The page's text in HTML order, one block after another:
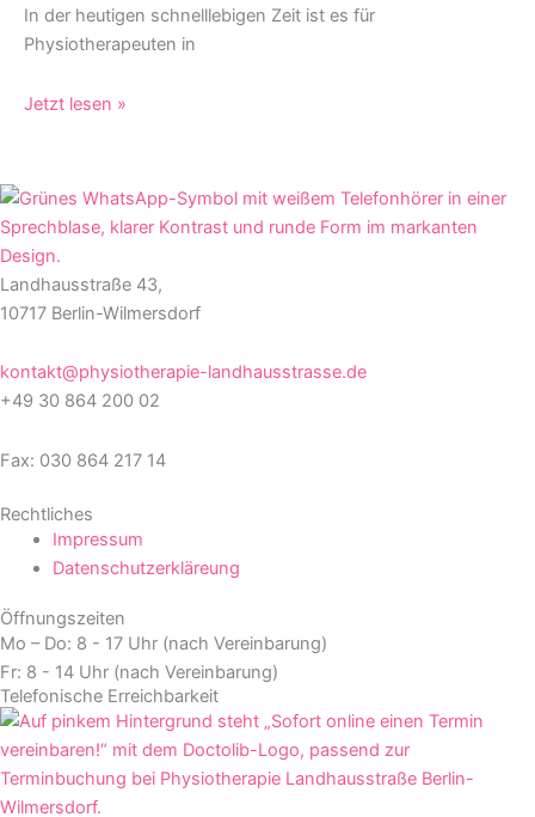
In der heutigen schnelllebigen Zeit ist es für
Physiotherapeuten in
Jetzt lesen »
Landhausstraße 43,
10717 Berlin-Wilmersdorf
kontakt@physiotherapie-landhausstrasse.de
+49 30 864 200 02
Fax: 030 864 217 14
Rechtliches
Impressum
Datenschutzerkläreung
Öffnungszeiten
Mo – Do: 8 - 17 Uhr (nach Vereinbarung)
Fr: 8 - 14 Uhr (nach Vereinbarung)
Telefonische Erreichbarkeit